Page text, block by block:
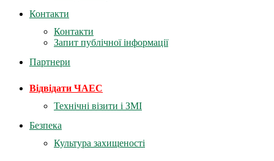
Контакти
Контакти
Запит публічної інформації
Партнери
Відвідати ЧАЕС
Технічні візити і ЗМІ
Безпека
Культура захищеності